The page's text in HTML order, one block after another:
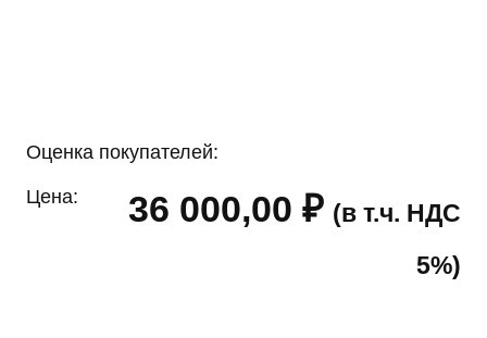
Оценка покупателей:
Цена: 36 000,00 ₽ (в т.ч. НДС
5%)